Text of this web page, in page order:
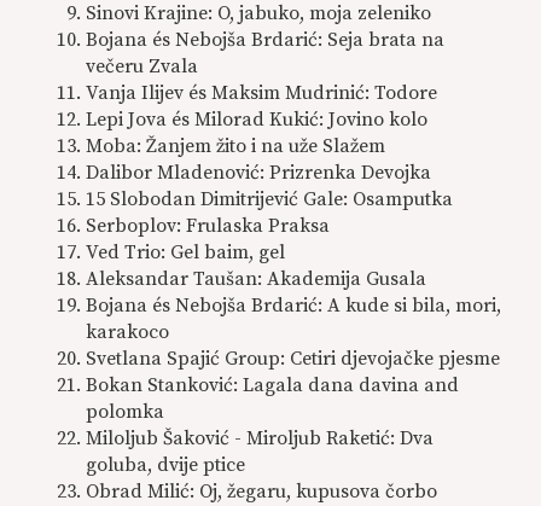
Sinovi Krajine: O, jabuko, moja zeleniko
Bojana és Nebojša Brdarić: Seja brata na
večeru Zvala
Vanja Ilijev és Maksim Mudrinić: Todore
Lepi Jova és Milorad Kukić: Jovino kolo
Moba: Žanjem žito i na uže Slažem
Dalibor Mladenović: Prizrenka Devojka
15 Slobodan Dimitrijević Gale: Osamputka
Serboplov: Frulaska Praksa
Ved Trio: Gel baim, gel
Aleksandar Taušan: Akademija Gusala
Bojana és Nebojša Brdarić: A kude si bila, mori,
karakoco
Svetlana Spajić Group: Cetiri djevojačke pjesme
Bokan Stanković: Lagala dana davina and
polomka
Miloljub Šaković - Miroljub Raketić: Dva
goluba, dvije ptice
Obrad Milić: Oj, žegaru, kupusova čorbo